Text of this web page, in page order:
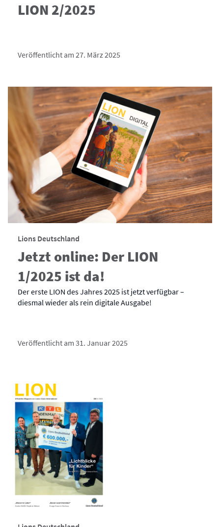
LION 2/2025
Veröffentlicht am 27. März 2025
Lions Deutschland
Jetzt online: Der LION
1/2025 ist da!
Der erste LION des Jahres 2025 ist jetzt verfügbar –
diesmal wieder als rein digitale Ausgabe!
Veröffentlicht am 31. Januar 2025